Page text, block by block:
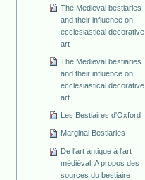
The Medieval bestiaries
and their influence on
ecclesiastical decorative
art
The Medieval bestiaries
and their influence on
ecclesiastical decorative
art
Les Bestiaires d'Oxford
Marginal Bestiaries
De l'art antique à l'art
médiéval. A propos des
sources du bestiaire